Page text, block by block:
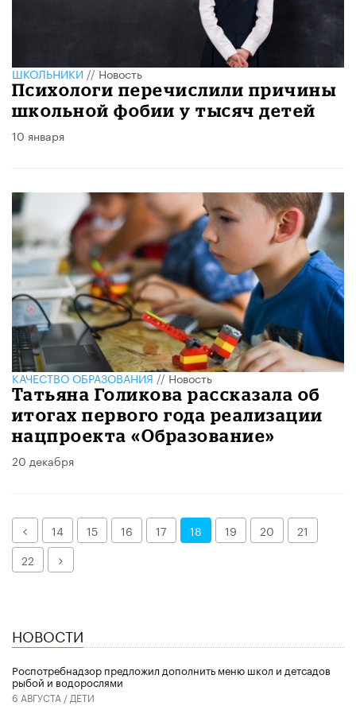
ШКОЛЬНИКИ//Новость
Психологи перечислили причины
школьной фобии у тысяч детей
10 января
КАЧЕСТВО ОБРАЗОВАНИЯ//Новость
Татьяна Голикова рассказала об
итогах первого года реализации
нацпроекта «Образование»
20 декабря
Назад14 15 16 17 18 19 20
21
22
Далее
НОВОСТИ
Роспотребнадзор предложил дополнить меню школ и детсадов
рыбой и водорослями
6 АВГУСТА / ДЕТИ